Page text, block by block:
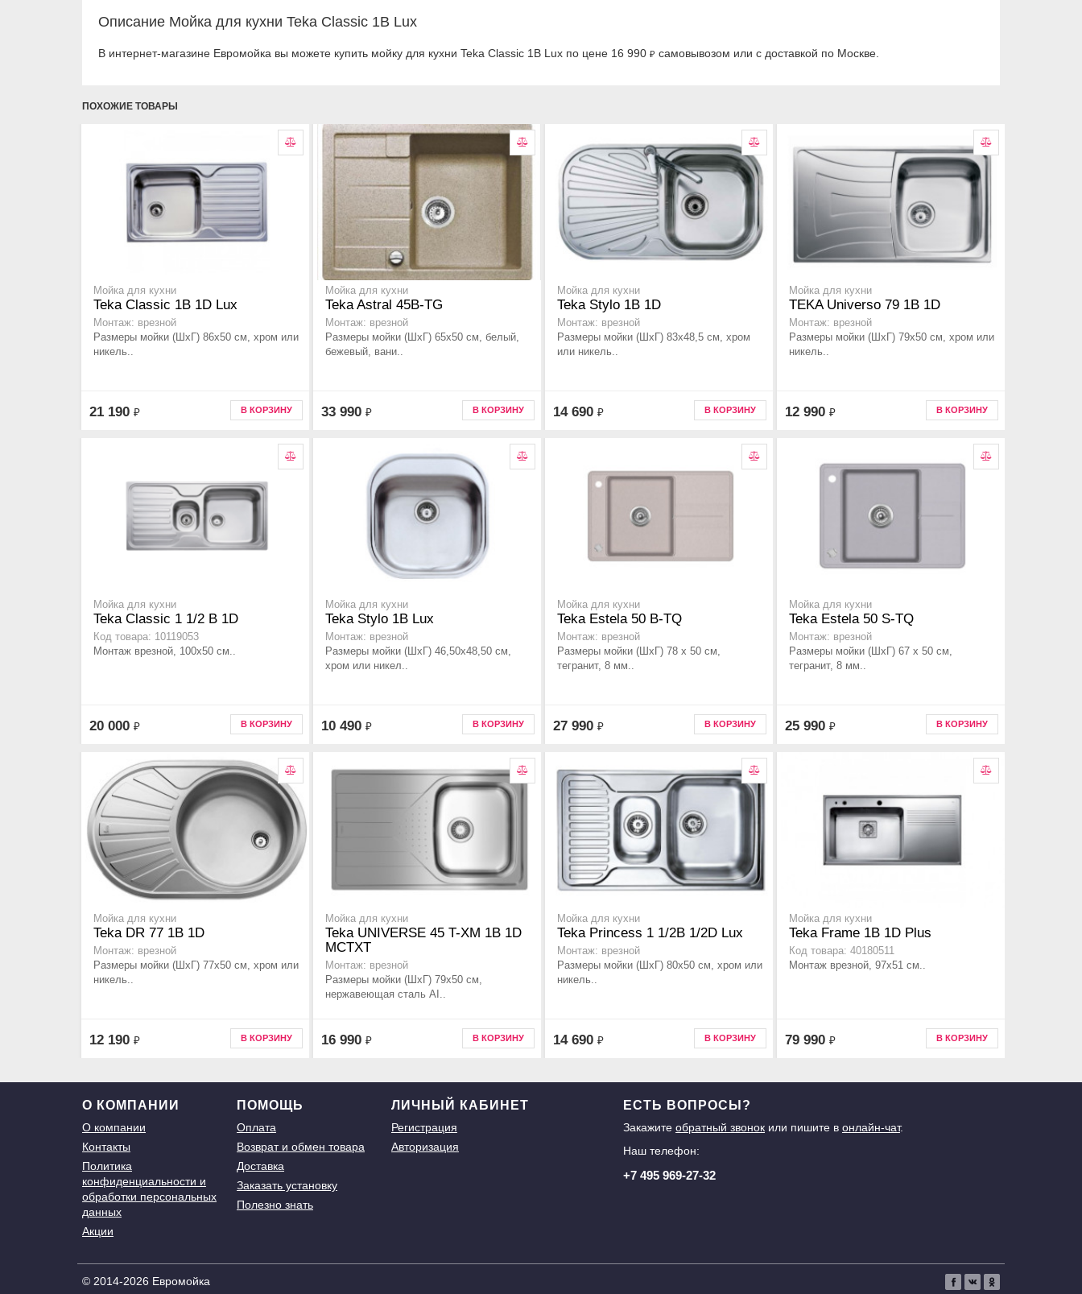
Описание Мойка для кухни Teka Classic 1B Lux
В интернет-магазине Евромойка вы можете купить мойку для кухни Teka Classic 1B Lux по цене 16 990 ₽ самовывозом или с доставкой по Москве.
ПОХОЖИЕ ТОВАРЫ
Мойка для кухни
Teka Classic 1B 1D Lux
Монтаж: врезной
Размеры мойки (ШхГ) 86х50 см, хром или
никель..
21 190 ₽ В КОРЗИНУ
Мойка для кухни
Teka Astral 45B-TG
Монтаж: врезной
Размеры мойки (ШхГ) 65х50 см, белый,
бежевый, вани..
33 990 ₽ В КОРЗИНУ
Мойка для кухни
Teka Stylo 1B 1D
Монтаж: врезной
Размеры мойки (ШхГ) 83х48,5 см, хром
или никель..
14 690 ₽ В КОРЗИНУ
Мойка для кухни
TEKA Universo 79 1B 1D
Монтаж: врезной
Размеры мойки (ШхГ) 79х50 см, хром или
никель..
12 990 ₽ В КОРЗИНУ
Мойка для кухни
Teka Classic 1 1/2 B 1D
Код товара: 10119053
Монтаж врезной, 100х50 см..
20 000 ₽ В КОРЗИНУ
Мойка для кухни
Teka Stylo 1B Lux
Монтаж: врезной
Размеры мойки (ШхГ) 46,50х48,50 см,
хром или никел..
10 490 ₽ В КОРЗИНУ
Мойка для кухни
Teka Estela 50 B-TQ
Монтаж: врезной
Размеры мойки (ШхГ) 78 x 50 см,
тегранит, 8 мм..
27 990 ₽ В КОРЗИНУ
Мойка для кухни
Teka Estela 50 S-TQ
Монтаж: врезной
Размеры мойки (ШхГ) 67 x 50 см,
тегранит, 8 мм..
25 990 ₽ В КОРЗИНУ
Мойка для кухни
Teka DR 77 1B 1D
Монтаж: врезной
Размеры мойки (ШхГ) 77х50 см, хром или
никель..
12 190 ₽ В КОРЗИНУ
Мойка для кухни
Teka UNIVERSE 45 T-XM 1B 1D
MCTXT
Монтаж: врезной
Размеры мойки (ШхГ) 79х50 см,
нержавеющая сталь AI..
16 990 ₽ В КОРЗИНУ
Мойка для кухни
Teka Princess 1 1/2B 1/2D Lux
Монтаж: врезной
Размеры мойки (ШхГ) 80х50 см, хром или
никель..
14 690 ₽ В КОРЗИНУ
Мойка для кухни
Teka Frame 1B 1D Plus
Код товара: 40180511
Монтаж врезной, 97х51 см..
79 990 ₽ В КОРЗИНУ
О КОМПАНИИ
О компании
Контакты
Политика
конфиденциальности и
обработки персональных
данных
Акции
ПОМОЩЬ
Оплата
Возврат и обмен товара
Доставка
Заказать установку
Полезно знать
ЛИЧНЫЙ КАБИНЕТ
Регистрация
Авторизация
ЕСТЬ ВОПРОСЫ?
Закажите обратный звонокили пишите в онлайн-чат.
Наш телефон:
+7 495 969-27-32
© 2014-2026 Евромойка